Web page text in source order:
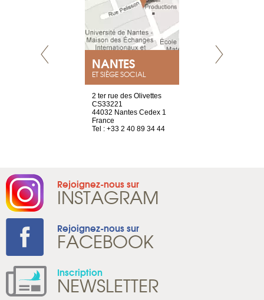
NANTES
ET SIÈGE SOCIAL
2 ter rue des Olivettes
CS33221
44032 Nantes Cedex 1
France
Tel : +33 2 40 89 34 44
Rejoignez-nous sur
INSTAGRAM
Rejoignez-nous sur
FACEBOOK
Inscription
NEWSLETTER